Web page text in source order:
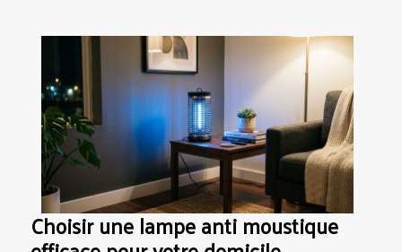
Choisir une lampe anti moustique